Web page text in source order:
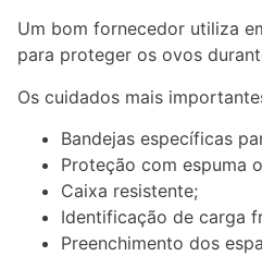
Um bom fornecedor utiliza
para proteger os ovos
Os cuidados mais
Bandejas específicas
Proteção com espuma
Caixa resistente;
Identificação de carga
Preenchimento dos